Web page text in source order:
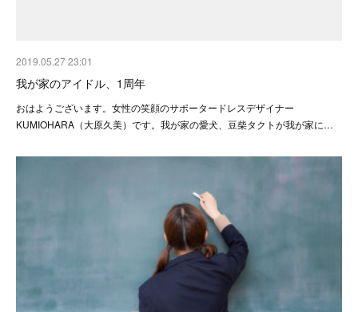
2019.05.27 23:01
我が家のアイドル、1周年
おはようございます。女性の笑顔のサポータードレスデザイナー
KUMIOHARA（大原久美）です。我が家の愛犬、豆柴タクトが我が家に…